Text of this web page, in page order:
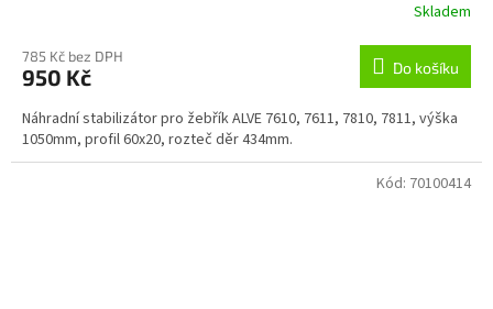
Skladem
785 Kč bez DPH
950 Kč Do košíku
Náhradní stabilizátor pro žebřík ALVE 7610, 7611, 7810, 7811, výška
1050mm, profil 60x20, rozteč děr 434mm.
Kód: 70100414